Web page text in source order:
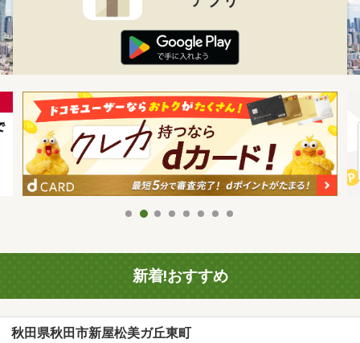
新着!おすすめ
秋田県秋田市新屋松美ガ丘東町